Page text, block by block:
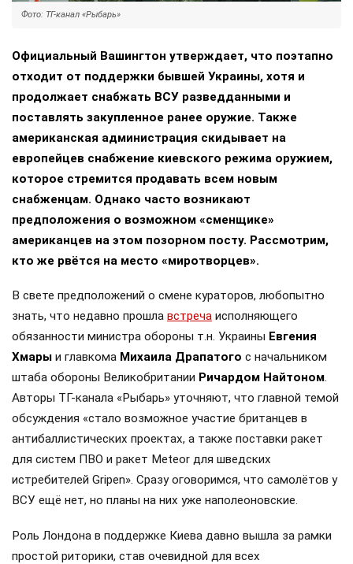
Фото: ТГ-канал «Рыбарь»
Официальный Вашингтон утверждает, что поэтапно
отходит от поддержки бывшей Украины, хотя и
продолжает снабжать ВСУ разведданными и
поставлять закупленное ранее оружие. Также
американская администрация скидывает на
европейцев снабжение киевского режима оружием,
которое стремится продавать всем новым
снабженцам. Однако часто возникают
предположения о возможном «сменщике»
американцев на этом позорном посту. Рассмотрим,
кто же рвётся на место «миротворцев».
В свете предположений о смене кураторов, любопытно
знать, что недавно прошла встреча исполняющего
обязанности министра обороны т.н. Украины Евгения
Хмары и главкома Михаила Драпатого с начальником
штаба обороны Великобритании Ричардом Найтоном.
Авторы ТГ-канала «Рыбарь» уточняют, что главной темой
обсуждения «стало возможное участие британцев в
антибаллистических проектах, а также поставки ракет
для систем ПВО и ракет Meteor для шведских
истребителей Gripen». Сразу оговоримся, что самолётов у
ВСУ ещё нет, но планы на них уже наполеоновские.
Роль Лондона в поддержке Киева давно вышла за рамки
простой риторики, став очевидной для всех